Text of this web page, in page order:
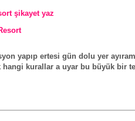
şikayet yaz
yapıp ertesi gün dolu yer
hangi kurallar a uyar bu büyük bir